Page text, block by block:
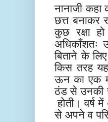
नानाजी
छत्त बनाकर
कुछ रक्षा
अधिकाँशतः
बिताने के
किस तरह
ऊन का एक
ठंड से उनकी
होती।
से अपने व